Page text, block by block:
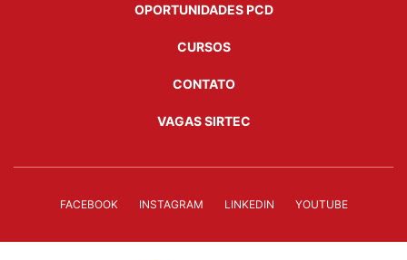
OPORTUNIDADES PCD
CURSOS
CONTATO
VAGAS SIRTEC
FACEBOOK INSTAGRAM LINKEDIN YOUTUBE